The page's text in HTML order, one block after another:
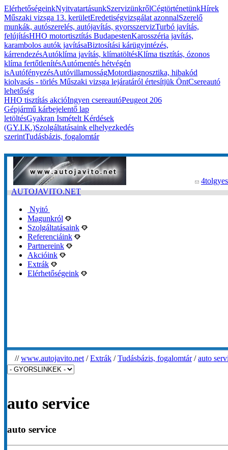
ElérhetőségeinkNyitvatartásunkSzervizünkrőlCégtörténetünkHírek
Műszaki vizsga 13. kerületEredetiségvizsgálat azonnalSzerelő
munkák, autószerelés, autójavítás, gyorsszervizTurbó javítás,
felújításHHO motortisztítás BudapestenKarosszéria javítás,
karambolos autók javításaBiztosítási kárügyintézés,
kárrendezésAutóklíma javítás, klímatöltésKlíma tisztítás, ózonos
klíma fertőtlenítésAutómentés hétvégén
isAutófényezésAutóvillamosságMotordiagnosztika, hibakód
kiolvasás - törlés Műszaki vizsga lejáratáról értesítjük ÖntCsereautó
lehetőség
HHO tisztítás akcióIngyen csereautóPeugeot 206
Gépjármű kárbejelentő lap
letöltésGyakran Ismételt Kérdések
(GY.I.K.)Szolgáltatásaink elhelyezkedés
szerintTudásbázis, fogalomtár
AUTOJAVITO.NET
Nyitó
Magunkról
Szolgáltatásaink
Referenciáink
Partnereink
Akcióink
Extrák
Elérhetőségeink
//www.autojavito.net /Extrák /Tudásbázis, fogalomtár/auto
auto service
auto service